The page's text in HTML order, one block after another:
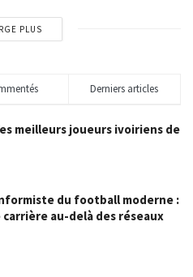
PLUS
Derniers articles
meilleurs joueurs ivoiriens de
du football moderne :
au-delà des réseaux